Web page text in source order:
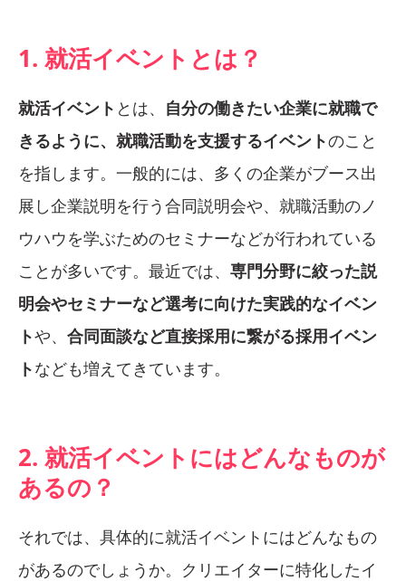
1. 就活イベントとは？
就活イベント とは、 自分の働きたい企業に就職で
きるように、就職活動を支援するイベントのこと
を指します。一般的には、多くの企業がブース出
展し企業説明を行う合同説明会や、就職活動のノ
ウハウを学ぶためのセミナーなどが行われている
ことが多いです。最近では、 専門分野に絞った説
明会やセミナーなど選考に向けた実践的なイベン
トや、 合同面談など直接採用に繋がる採用イベン
トなども増えてきています。
2. 就活イベントにはどんなものが
あるの？
それでは、具体的に就活イベントにはどんなもの
があるのでしょうか。クリエイターに特化したイ